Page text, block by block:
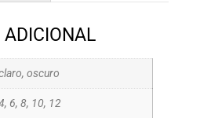
ADICIONAL
oscuro
6, 8, 10, 12